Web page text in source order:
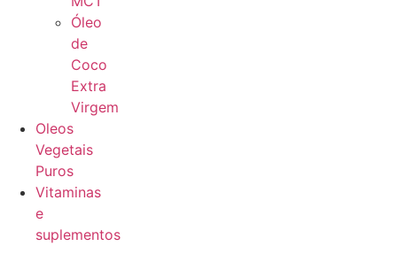
Óleo
de
Coco
Extra
Virgem
Oleos
Vegetais
Puros
Vitaminas
e
suplementos